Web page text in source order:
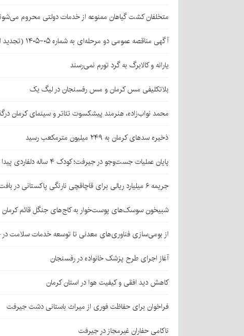
متخلفان کشت گیاهان ممنوعه از خدمات دولتی محروم
آگهی مناقصه عمومی دو مرحله‌ای به شماره ۰۵-۱۴۰۵ (تجدید اول)
یارانه و کالابرگ به گرد تورم نمی‌رسند
بلاتکلیفی مس کرمان و مس رفسنجان در لیگ یک
محمد نواب‌زاده، هنرمند پیشکسوت تئاتر و سینمای کرمان
ذخیره سدهای کرمان به ۲۴۹ میلیون مترمکعب رسید
پایان عملیات جست‌وجو در جیرفت؛ کودک ۴ ساله دلفاردی پیدا شد
جریمه ۶ میلیارد ریالی برای قاچاقچی نارنگی پاکستانی در بافت
شبیخون سوسک‌های پوست‌خوار به کاج‌های جنگل قائم کرمان
از بومی‌سازی فناوری‌های معدنی تا توسعه خدمات سلامت در
آغاز اجرای طرح پزشک خانواده در رفسنجان
کاهش دید افقی و کیفیت هوا در استان کرمان
فراخوان برای حفاظت فوری از میراث باستانی دشت جیرفت
ناکامی حفاران غیرمجاز در جیرفت